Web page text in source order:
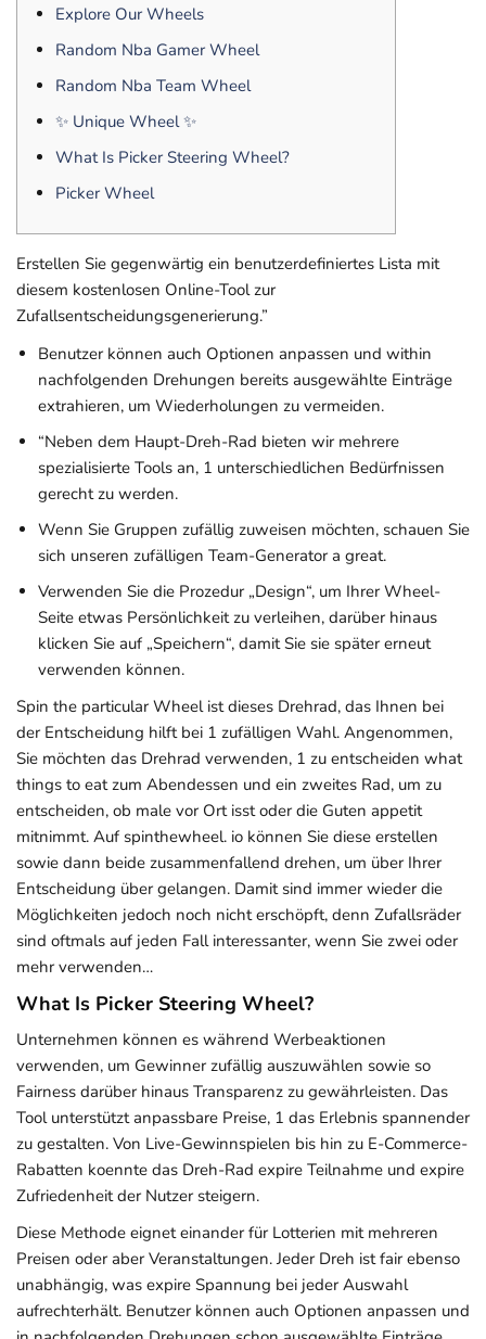
Explore Our Wheels
Random Nba Gamer Wheel
Random Nba Team Wheel
✨ Unique Wheel ✨
What Is Picker Steering Wheel?
Picker Wheel
Erstellen Sie gegenwärtig ein benutzerdefiniertes Lista mit
diesem kostenlosen Online-Tool zur
Zufallsentscheidungsgenerierung.”
Benutzer können auch Optionen anpassen und within
nachfolgenden Drehungen bereits ausgewählte Einträge
extrahieren, um Wiederholungen zu vermeiden.
“Neben dem Haupt-Dreh-Rad bieten wir mehrere
spezialisierte Tools an, 1 unterschiedlichen Bedürfnissen
gerecht zu werden.
Wenn Sie Gruppen zufällig zuweisen möchten, schauen Sie
sich unseren zufälligen Team-Generator a great.
Verwenden Sie die Prozedur „Design“, um Ihrer Wheel-
Seite etwas Persönlichkeit zu verleihen, darüber hinaus
klicken Sie auf „Speichern“, damit Sie sie später erneut
verwenden können.
Spin the particular Wheel ist dieses Drehrad, das Ihnen bei
der Entscheidung hilft bei 1 zufälligen Wahl. Angenommen,
Sie möchten das Drehrad verwenden, 1 zu entscheiden what
things to eat zum Abendessen und ein zweites Rad, um zu
entscheiden, ob male vor Ort isst oder die Guten appetit
mitnimmt. Auf spinthewheel. io können Sie diese erstellen
sowie dann beide zusammenfallend drehen, um über Ihrer
Entscheidung über gelangen. Damit sind immer wieder die
Möglichkeiten jedoch noch nicht erschöpft, denn Zufallsräder
sind oftmals auf jeden Fall interessanter, wenn Sie zwei oder
mehr verwenden…
What Is Picker Steering Wheel?
Unternehmen können es während Werbeaktionen
verwenden, um Gewinner zufällig auszuwählen sowie so
Fairness darüber hinaus Transparenz zu gewährleisten. Das
Tool unterstützt anpassbare Preise, 1 das Erlebnis spannender
zu gestalten. Von Live-Gewinnspielen bis hin zu E-Commerce-
Rabatten koennte das Dreh-Rad expire Teilnahme und expire
Zufriedenheit der Nutzer steigern.
Diese Methode eignet einander für Lotterien mit mehreren
Preisen oder aber Veranstaltungen. Jeder Dreh ist fair ebenso
unabhängig, was expire Spannung bei jeder Auswahl
aufrechterhält. Benutzer können auch Optionen anpassen und